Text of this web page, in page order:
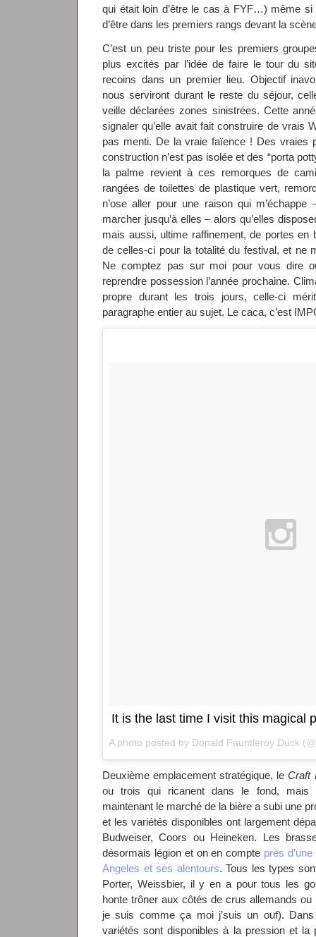
qui était loin d’être le cas à FYF…) même si
d’être dans les premiers rangs devant la
C’est un peu triste pour les premiers
plus excités par l’idée de faire le tour du
recoins dans un premier lieu. Objectif
nous serviront durant le reste du séjour,
veille déclarées zones sinistrées. Cette
signaler qu’elle avait fait construire de vrais
pas menti. De la vraie faïence ! Des vraies
construction n’est pas isolée et des “porta
la palme revient à ces remorques de
rangées de toilettes de plastique vert,
n’ose aller pour une raison qui
marcher jusqu’à elles – alors qu’elles
mais aussi, ultime raffinement, de portes en
de celles-ci pour la totalité du festival, et ne
Ne comptez pas sur moi pour vous dire
reprendre possession l’année prochaine.
propre durant les trois jours, celle-ci
paragraphe entier au sujet. Le caca, c’est
It is the last time I visit this magical
A photo posted by Donald Fauntleroy Duck
Deuxième emplacement stratégique, leCraft
ou trois qui ricanent dans le fond, mais
maintenant le marché de la bière a subi une
et les variétés disponibles ont largement
Budweiser, Coors ou Heineken. Les
désormais légion et on en compte près
Angeles et ses alentours. Tous les types
Porter, Weissbier, il y en a pour tous les
honte trôner aux côtés de crus allemands ou
je suis comme ça moi j’suis un ouf).
variétés sont disponibles à la pression et la